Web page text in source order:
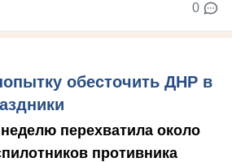
0
обесточить ДНР в
перехватила около
противника